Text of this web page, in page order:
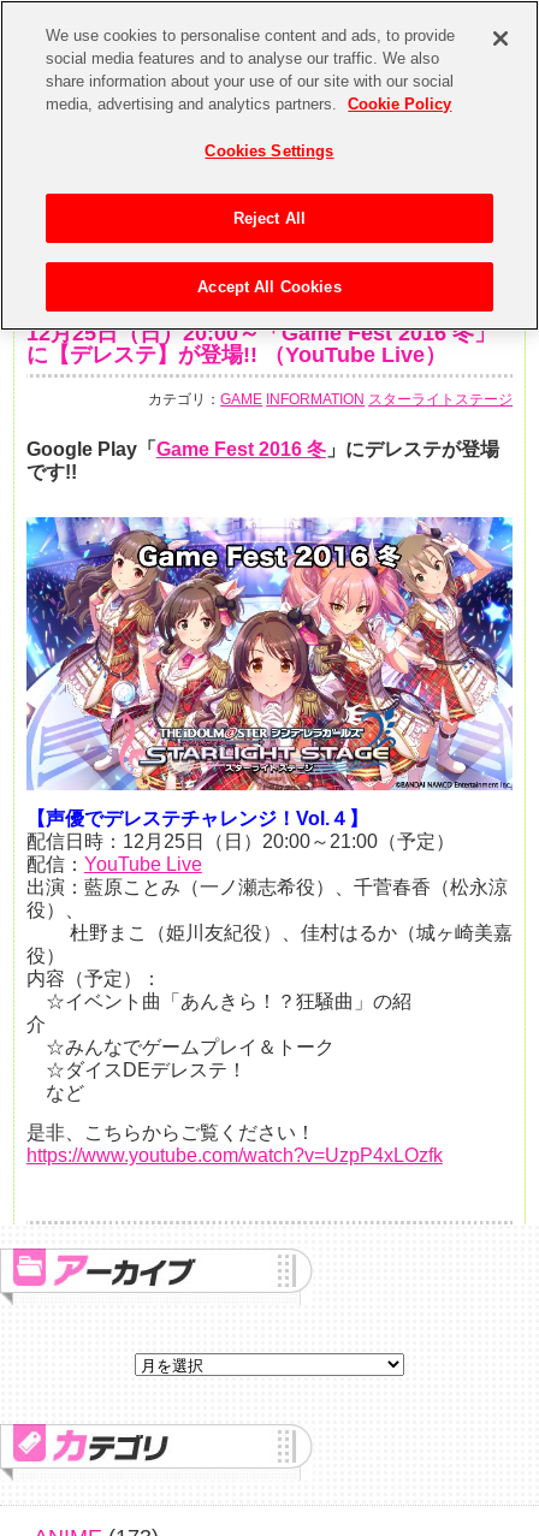
12月25日（日）20:00～「Game Fest 2016 冬」
に【デレステ】が登場!! （YouTube Live）
カテゴリ：GAME INFORMATION スターライトステージ
Google Play「 Game Fest 2016 冬」にデレステが登場
です!!
【声優でデレステチャレンジ！Vol.４】
配信日時：12月25日（日）20:00～21:00（予定）
配信： YouTube Live
出演：藍原ことみ（一ノ瀬志希役）、千菅春香（松永涼
役）、
杜野まこ（姫川友紀役）、佳村はるか（城ヶ崎美嘉
役）
内容（予定）：
☆イベント曲「あんきら！？狂騒曲」の紹
介
☆みんなでゲームプレイ＆トーク
☆ダイスDEデレステ！
など
是非、こちらからご覧ください！
https://www.youtube.com/watch?v=UzpP4xLOzfk
We use cookies to personalise content and ads, to provide
social media features and to analyse our traffic. We also
share information about your use of our site with our social
media, advertising and analytics partners.
Cookie Policy
Cookies Settings
Reject All
Accept All Cookies